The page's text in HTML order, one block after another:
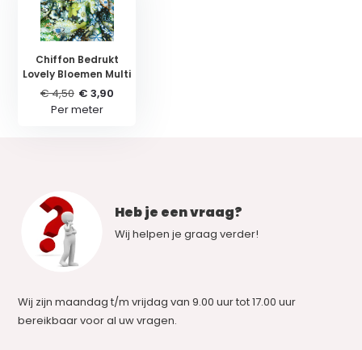
Chiffon Bedrukt
Lovely Bloemen Multi
€ 4,50 € 3,90
Per meter
Heb je een vraag?
Wij helpen je graag verder!
Wij zijn maandag t/m vrijdag van 9.00 uur tot 17.00 uur
bereikbaar voor al uw vragen.